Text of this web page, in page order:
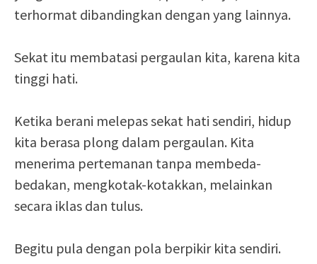
terhormat dibandingkan dengan yang lainnya.
Sekat itu membatasi pergaulan kita, karena kita
tinggi hati.
Ketika berani melepas sekat hati sendiri, hidup
kita berasa plong dalam pergaulan. Kita
menerima pertemanan tanpa membeda-
bedakan, mengkotak-kotakkan, melainkan
secara iklas dan tulus.
Begitu pula dengan pola berpikir kita sendiri.